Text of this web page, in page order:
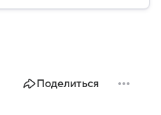
историческим
населением и
Поделиться